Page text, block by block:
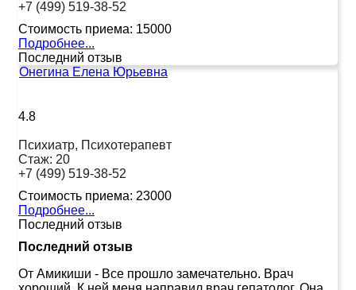
+7 (499) 519-38-52
Стоимость приема: 15000
Подробнее...
Последний отзыв
Онегина Елена Юрьевна
4.8
Психиатр, Психотерапевт
Стаж: 20
+7 (499) 519-38-52
Стоимость приема: 23000
Подробнее...
Последний отзыв
Последний отзыв
От Амикиши - Все прошло замечательно. Врач